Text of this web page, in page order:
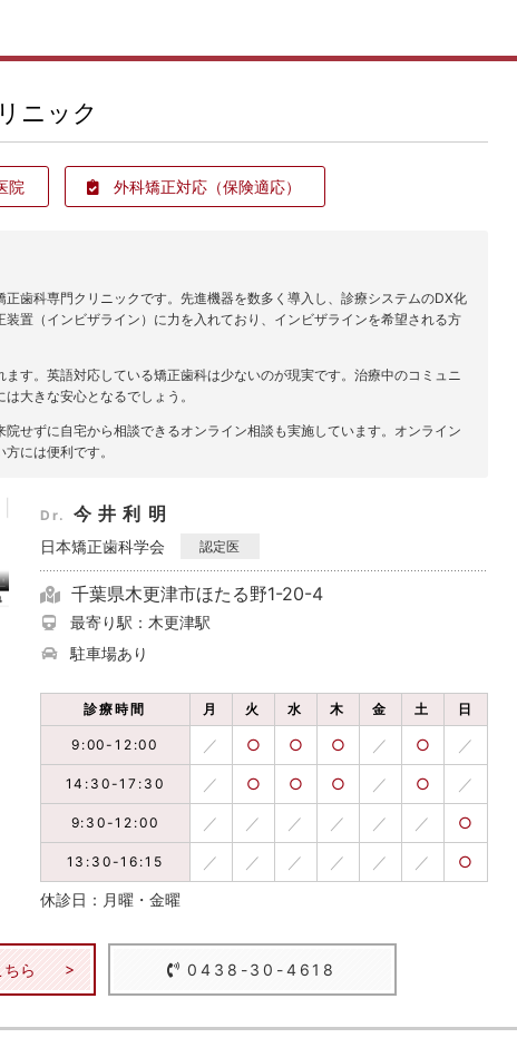
ニック
院 外科矯正対応 （保険適応）
歯科専門クリニックです。先進機器を数多く導入し、診療システムのDX化
置（インビザライン）に力を入れており、インビザラインを希望される方
す。英語対応している矯正歯科は少ないのが現実です。治療中のコミュニ
大きな安心となるでしょう。
せずに自宅から相談できるオンライン相談も実施しています。オンライン
には便利です。
Dr. 今井利明
日本矯正歯科学会 認定医
千葉県木更津市ほたる野1-20-4
最寄り駅：木更津駅
駐車場あり
診療時間 月 火 水 木 金 土 日
9:00-12:00 ／ ○ ○ ○ ／ ○ ／
14:30-17:30 ／ ○ ○ ○ ／ ○ ／
9:30-12:00 ／ ／ ／ ／ ／ ／ ○
13:30-16:15 ／ ／ ／ ／ ／ ／ ○
休診日：月曜・金曜
ら 0438-30-4618